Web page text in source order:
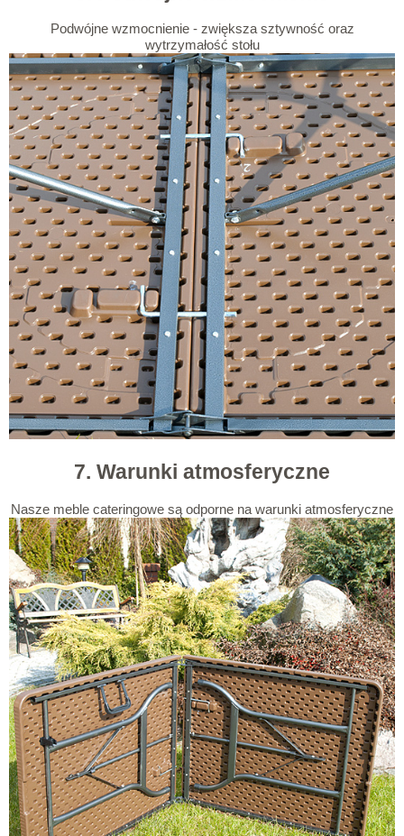
Podwójne wzmocnienie - zwiększa sztywność oraz
wytrzymałość stołu
7. Warunki atmosferyczne
Nasze meble cateringowe są odporne na warunki atmosferyczne